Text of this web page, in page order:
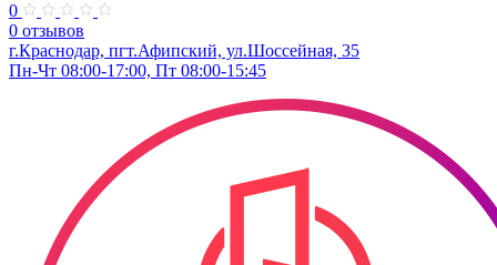
0
0 отзывов
г.Краснодар, пгт.Афипский, ул.Шоссейная, 35
Пн-Чт 08:00-17:00, Пт 08:00-15:45